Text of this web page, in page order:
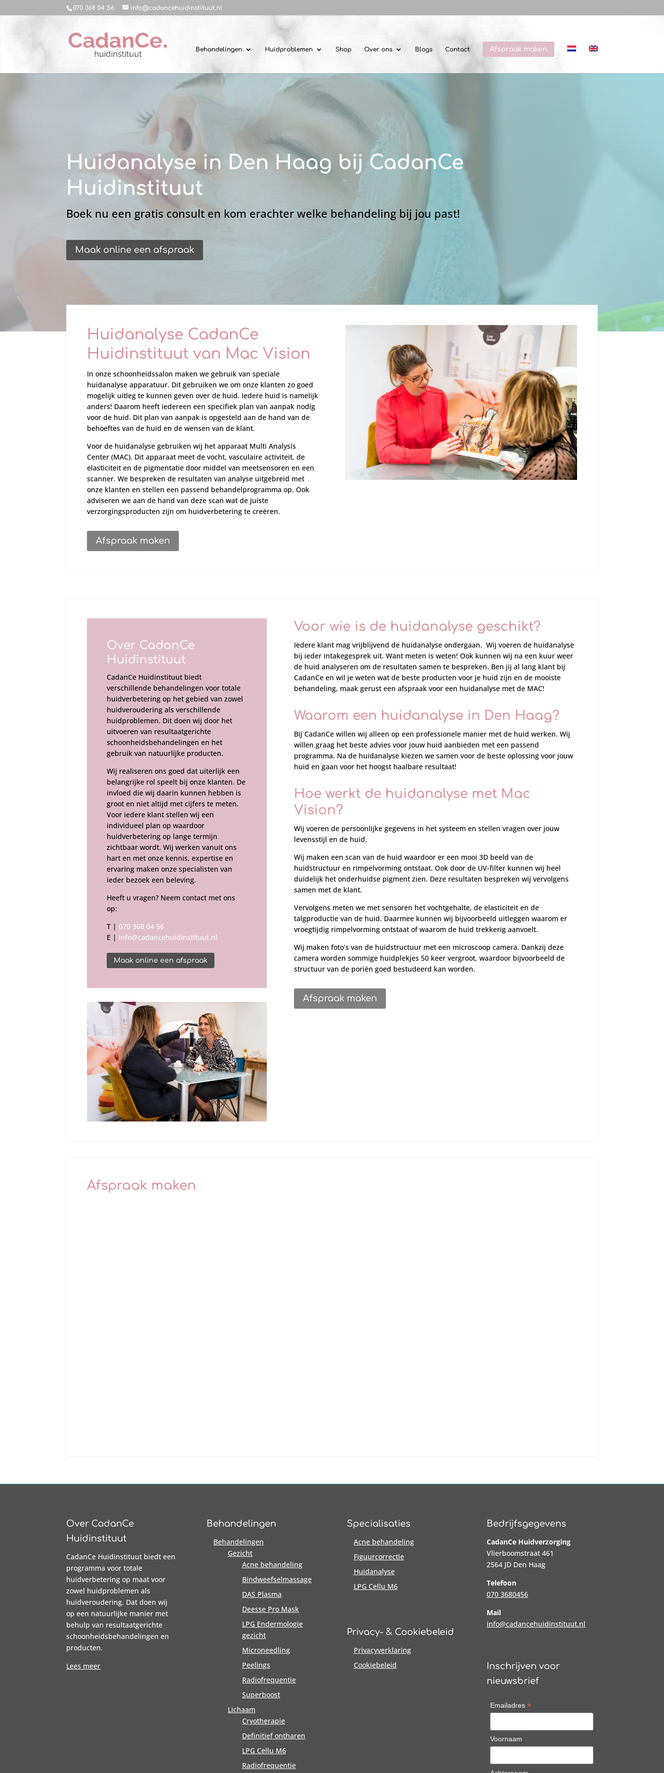
070 368 04 56 info@cadancehuidinstituut.nl
Behandelingen Huidproblemen Shop Over ons Blogs Contact Afspraak maken
Huidanalyse in Den Haag bij CadanCe
Huidinstituut
Boek nu een gratis consult en kom erachter welke behandeling bij jou past!
Maak online een afspraak
Huidanalyse CadanCe
Huidinstituut van Mac Vision
In onze schoonheidssalon maken we gebruik van speciale
huidanalyse apparatuur. Dit gebruiken we om onze klanten zo goed
mogelijk uitleg te kunnen geven over de huid. Iedere huid is namelijk
anders! Daarom heeft iedereen een specifiek plan van aanpak nodig
voor de huid. Dit plan van aanpak is opgesteld aan de hand van de
behoeftes van de huid en de wensen van de klant.
Voor de huidanalyse gebruiken wij het apparaat Multi Analysis
Center (MAC). Dit apparaat meet de vocht, vasculaire activiteit, de
elasticiteit en de pigmentatie door middel van meetsensoren en een
scanner. We bespreken de resultaten van analyse uitgebreid met
onze klanten en stellen een passend behandelprogramma op. Ook
adviseren we aan de hand van deze scan wat de juiste
verzorgingsproducten zijn om huidverbetering te creëren.
Afspraak maken
Over CadanCe
Huidinstituut
CadanCe Huidinstituut biedt
verschillende behandelingen voor totale
huidverbetering op het gebied van zowel
huidveroudering als verschillende
huidproblemen. Dit doen wij door het
uitvoeren van resultaatgerichte
schoonheidsbehandelingen en het
gebruik van natuurlijke producten.
Wij realiseren ons goed dat uiterlijk een
belangrijke rol speelt bij onze klanten. De
invloed die wij daarin kunnen hebben is
groot en niet altijd met cijfers te meten.
Voor iedere klant stellen wij een
individueel plan op waardoor
huidverbetering op lange termijn
zichtbaar wordt. Wij werken vanuit ons
hart en met onze kennis, expertise en
ervaring maken onze specialisten van
ieder bezoek een beleving.
Heeft u vragen? Neem contact met ons
op:
T | 070 368 04 56
E | info@cadancehuidinstituut.nl
Maak online een afspraak
Voor wie is de huidanalyse geschikt?
Iedere klant mag vrijblijvend de huidanalyse ondergaan. Wij voeren de huidanalyse
bij ieder intakegesprek uit. Want meten is weten! Ook kunnen wij na een kuur weer
de huid analyseren om de resultaten samen te bespreken. Ben jij al lang klant bij
CadanCe en wil je weten wat de beste producten voor je huid zijn en de mooiste
behandeling, maak gerust een afspraak voor een huidanalyse met de MAC!
Waarom een huidanalyse in Den Haag?
Bij CadanCe willen wij alleen op een professionele manier met de huid werken. Wij
willen graag het beste advies voor jouw huid aanbieden met een passend
programma. Na de huidanalyse kiezen we samen voor de beste oplossing voor jouw
huid en gaan voor het hoogst haalbare resultaat!
Hoe werkt de huidanalyse met Mac
Vision?
Wij voeren de persoonlijke gegevens in het systeem en stellen vragen over jouw
levensstijl en de huid.
Wij maken een scan van de huid waardoor er een mooi 3D beeld van de
huidstructuur en rimpelvorming ontstaat. Ook door de UV-filter kunnen wij heel
duidelijk het onderhuidse pigment zien. Deze resultaten bespreken wij vervolgens
samen met de klant.
Vervolgens meten we met sensoren het vochtgehalte, de elasticiteit en de
talgproductie van de huid. Daarmee kunnen wij bijvoorbeeld uitleggen waarom er
vroegtijdig rimpelvorming ontstaat of waarom de huid trekkerig aanvoelt.
Wij maken foto’s van de huidstructuur met een microscoop camera. Dankzij deze
camera worden sommige huidplekjes 50 keer vergroot, waardoor bijvoorbeeld de
structuur van de poriën goed bestudeerd kan worden.
Afspraak maken
Afspraak maken
Over CadanCe
Huidinstituut
CadanCe Huidinstituut biedt een
programma voor totale
huidverbetering op maat voor
zowel huidproblemen als
huidveroudering. Dat doen wij
op een natuurlijke manier met
behulp van resultaatgerichte
schoonheidsbehandelingen en
producten.
Lees meer
Behandelingen
Behandelingen
Gezicht
Acne behandeling
Bindweefselmassage
DAS Plasma
Deesse Pro Mask
LPG Endermologie
gezicht
Microneedling
Peelings
Radiofrequentie
Superboost
Lichaam
Cryotherapie
Definitief ontharen
LPG Cellu M6
Radiofrequentie
Specialisaties
Acne behandeling
Figuurcorrectie
Huidanalyse
LPG Cellu M6
Privacy- & Cookiebeleid
Privacyverklaring
Cookiebeleid
Bedrijfsgegevens
CadanCe Huidverzorging
Vlierboomstraat 461
2564 JD Den Haag
Telefoon
070 3680456
Mail
info@cadancehuidinstituut.nl
Inschrijven voor
nieuwsbrief
Emailadres *
Voornaam